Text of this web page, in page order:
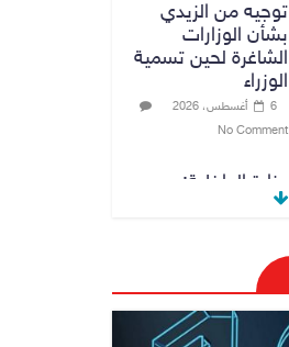
توجيه من الزيدي
بشأن الوزارات
الشاغرة لحين تسمية
الوزراء
6 أغسطس، 2026
No Comment
وزارة الداخلية:
الحدود العراقية
من الأمن والاستقرار